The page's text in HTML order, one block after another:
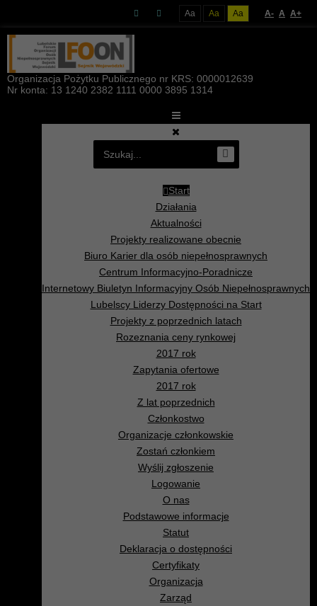
Aa Aa Aa A- A A+
Organizacja Pożytku Publicznego nr KRS: 0000012639
Nr konta: 13 1240 2382 1111 0000 3895 1314
Start
Działania
Aktualności
Projekty realizowane obecnie
Biuro Karier dla osób niepełnosprawnych
Centrum Informacyjno-Poradnicze
Internetowy Biuletyn Informacyjny Osób Niepełnosprawnych
Lubelscy Liderzy Dostępności na Start
Projekty z poprzednich latach
Rozeznania ceny rynkowej
2017 rok
Zapytania ofertowe
2017 rok
Z lat poprzednich
Członkostwo
Organizacje członkowskie
Zostań członkiem
Wyślij zgłoszenie
Logowanie
O nas
Podstawowe informacje
Statut
Deklaracja o dostępności
Certyfikaty
Organizacja
Zarząd